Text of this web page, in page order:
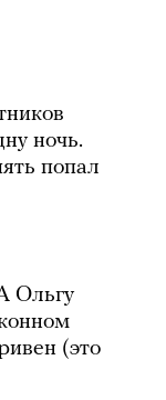
ночь.
попал
Ольгу
(это